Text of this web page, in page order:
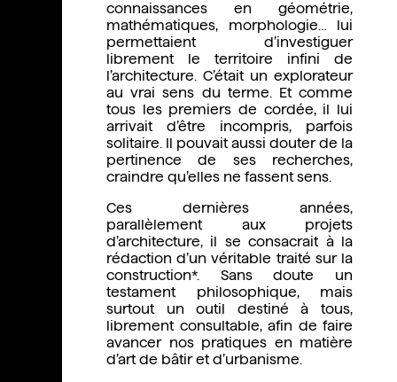
connaissances en géométrie,
mathématiques, morphologie… lui
permettaient d’investiguer
librement le territoire infini de
l’architecture. C’était un explorateur
au vrai sens du terme. Et comme
tous les premiers de cordée, il lui
arrivait d’être incompris, parfois
solitaire. Il pouvait aussi douter de la
pertinence de ses recherches,
craindre qu’elles ne fassent sens.
Ces dernières années,
parallèlement aux projets
d’architecture, il se consacrait à la
rédaction d’un véritable traité sur la
construction*. Sans doute un
testament philosophique, mais
surtout un outil destiné à tous,
librement consultable, afin de faire
avancer nos pratiques en matière
d’art de bâtir et d’urbanisme.